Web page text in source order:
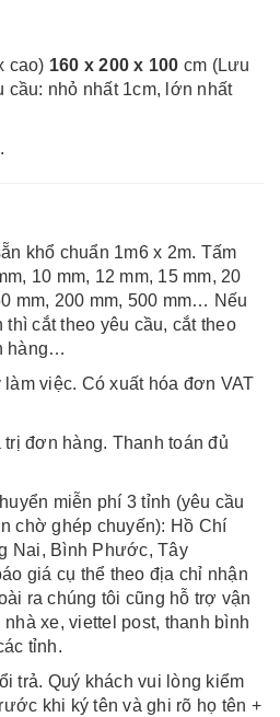
cao) 160 x 200 x 100 cm (Lưu
cầu: nhỏ nhất 1cm, lớn nhất
khổ chuẩn 1m6 x 2m. Tấm
10 mm, 12 mm, 15 mm, 20
mm, 200 mm, 500 mm… Nếu
cắt theo yêu cầu, cắt theo
hàng…
việc. Có xuất hóa đơn VAT
đơn hàng. Thanh toán đủ
miễn phí 3 tỉnh (yêu cầu
chờ ghép chuyến): Hồ Chí
Nai, Bình Phước, Tây
giá cụ thể theo địa chỉ nhận
ra chúng tôi cũng hỗ trợ vận
xe, viettel post, thanh bình
tỉnh.
trả. Quý khách vui lòng kiểm
khi ký tên và ghi rõ họ tên +